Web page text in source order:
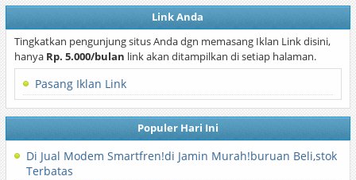
Link Anda
Tingkatkan pengunjung situs Anda dgn memasang Iklan Link disini,
hanya Rp. 5.000/bulan link akan ditampilkan di setiap halaman.
Pasang Iklan Link
Populer Hari Ini
Di Jual Modem Smartfren!di Jamin Murah!buruan Beli,stok
Terbatas